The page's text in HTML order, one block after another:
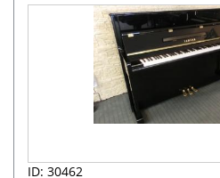
ID: 30462